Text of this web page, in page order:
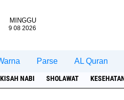
MINGGU
9 08 2026
Parse AL Quran
KISAH NABI SHOLAWAT